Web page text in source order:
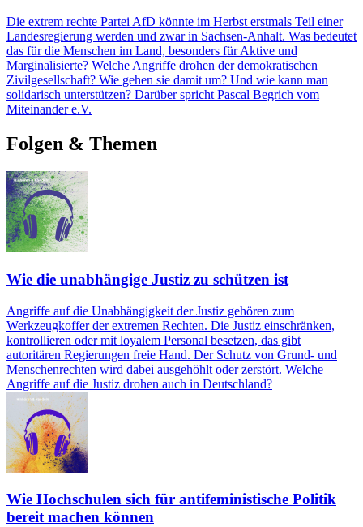
Die extrem rechte Partei AfD könnte im Herbst erstmals Teil einer
Landesregierung werden und zwar in Sachsen-Anhalt. Was bedeutet
das für die Menschen im Land, besonders für Aktive und
Marginalisierte? Welche Angriffe drohen der demokratischen
Zivilgesellschaft? Wie gehen sie damit um? Und wie kann man
solidarisch unterstützen? Darüber spricht Pascal Begrich vom
Miteinander e.V.
Folgen & Themen
Wie die unabhängige Justiz zu schützen ist
Angriffe auf die Unabhängigkeit der Justiz gehören zum
Werkzeugkoffer der extremen Rechten. Die Justiz einschränken,
kontrollieren oder mit loyalem Personal besetzen, das gibt
autoritären Regierungen freie Hand. Der Schutz von Grund- und
Menschenrechten wird dabei ausgehöhlt oder zerstört. Welche
Angriffe auf die Justiz drohen auch in Deutschland?
Wie Hochschulen sich für antifeministische Politik
bereit machen können